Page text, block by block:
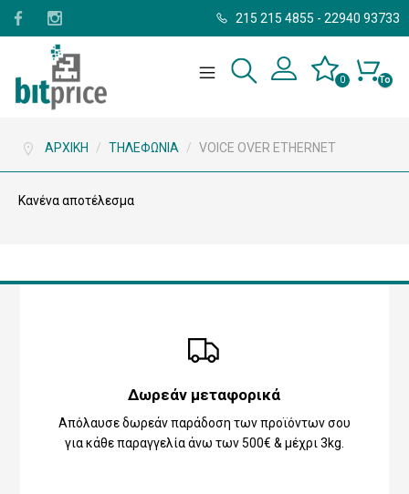
215 215 4855 - 22940 93733
Το
0
ΑΡΧΙΚΉ / ΤΗΛΕΦΩΝΊΑ / VOICE OVER ETHERNET
Κανένα αποτέλεσμα
Δωρεάν μεταφορικά
Απόλαυσε δωρεάν παράδοση των προϊόντων σου
για κάθε παραγγελία άνω των 500€ & μέχρι 3kg.